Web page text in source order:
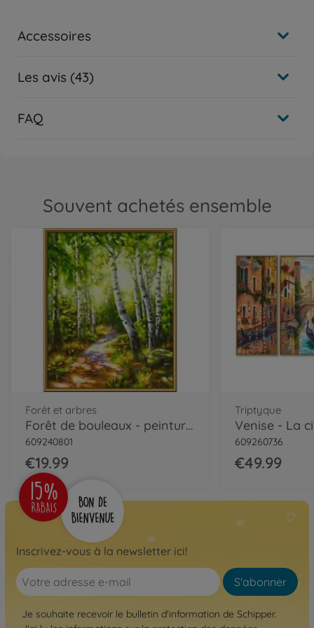
Accessoires
Les avis (43)
FAQ
Souvent achetés ensemble
Forêt et arbres
Forêt de bouleaux - peinture par numéros
609240801
€19.99
Triptyque
609260736
€49.99
Inscrivez-vous à la newsletter ici!
S'abonner
Je souhaite recevoir le bulletin d'information de Schipper.